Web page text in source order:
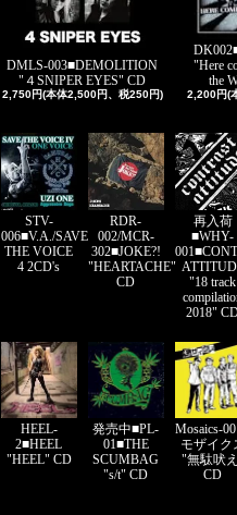
DMLS-003■DEMOLITION
"４SNIPER EYES" CD
2,750円(本体2,500円、税250円)
"Here
the
2,200円(
STV-
006■V.A./SAVE
THE VOICE
4 2CD's
RDR-
002/MCR-
302■JOKE?!
"HEARTACHE"
CD
再入荷
■WHY-
"18 track
2018"
HEEL-
2■HEEL
"HEEL" CD
発売中■PL-
01■THE
SCUMBAG
"s/t" CD
Mosaics-
モザイク
"無駄吠
CD